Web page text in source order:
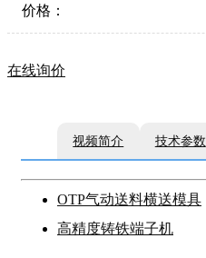
价格：
在线询价
视频简介 技术参数
OTP气动送料横送模具
高精度铸铁端子机